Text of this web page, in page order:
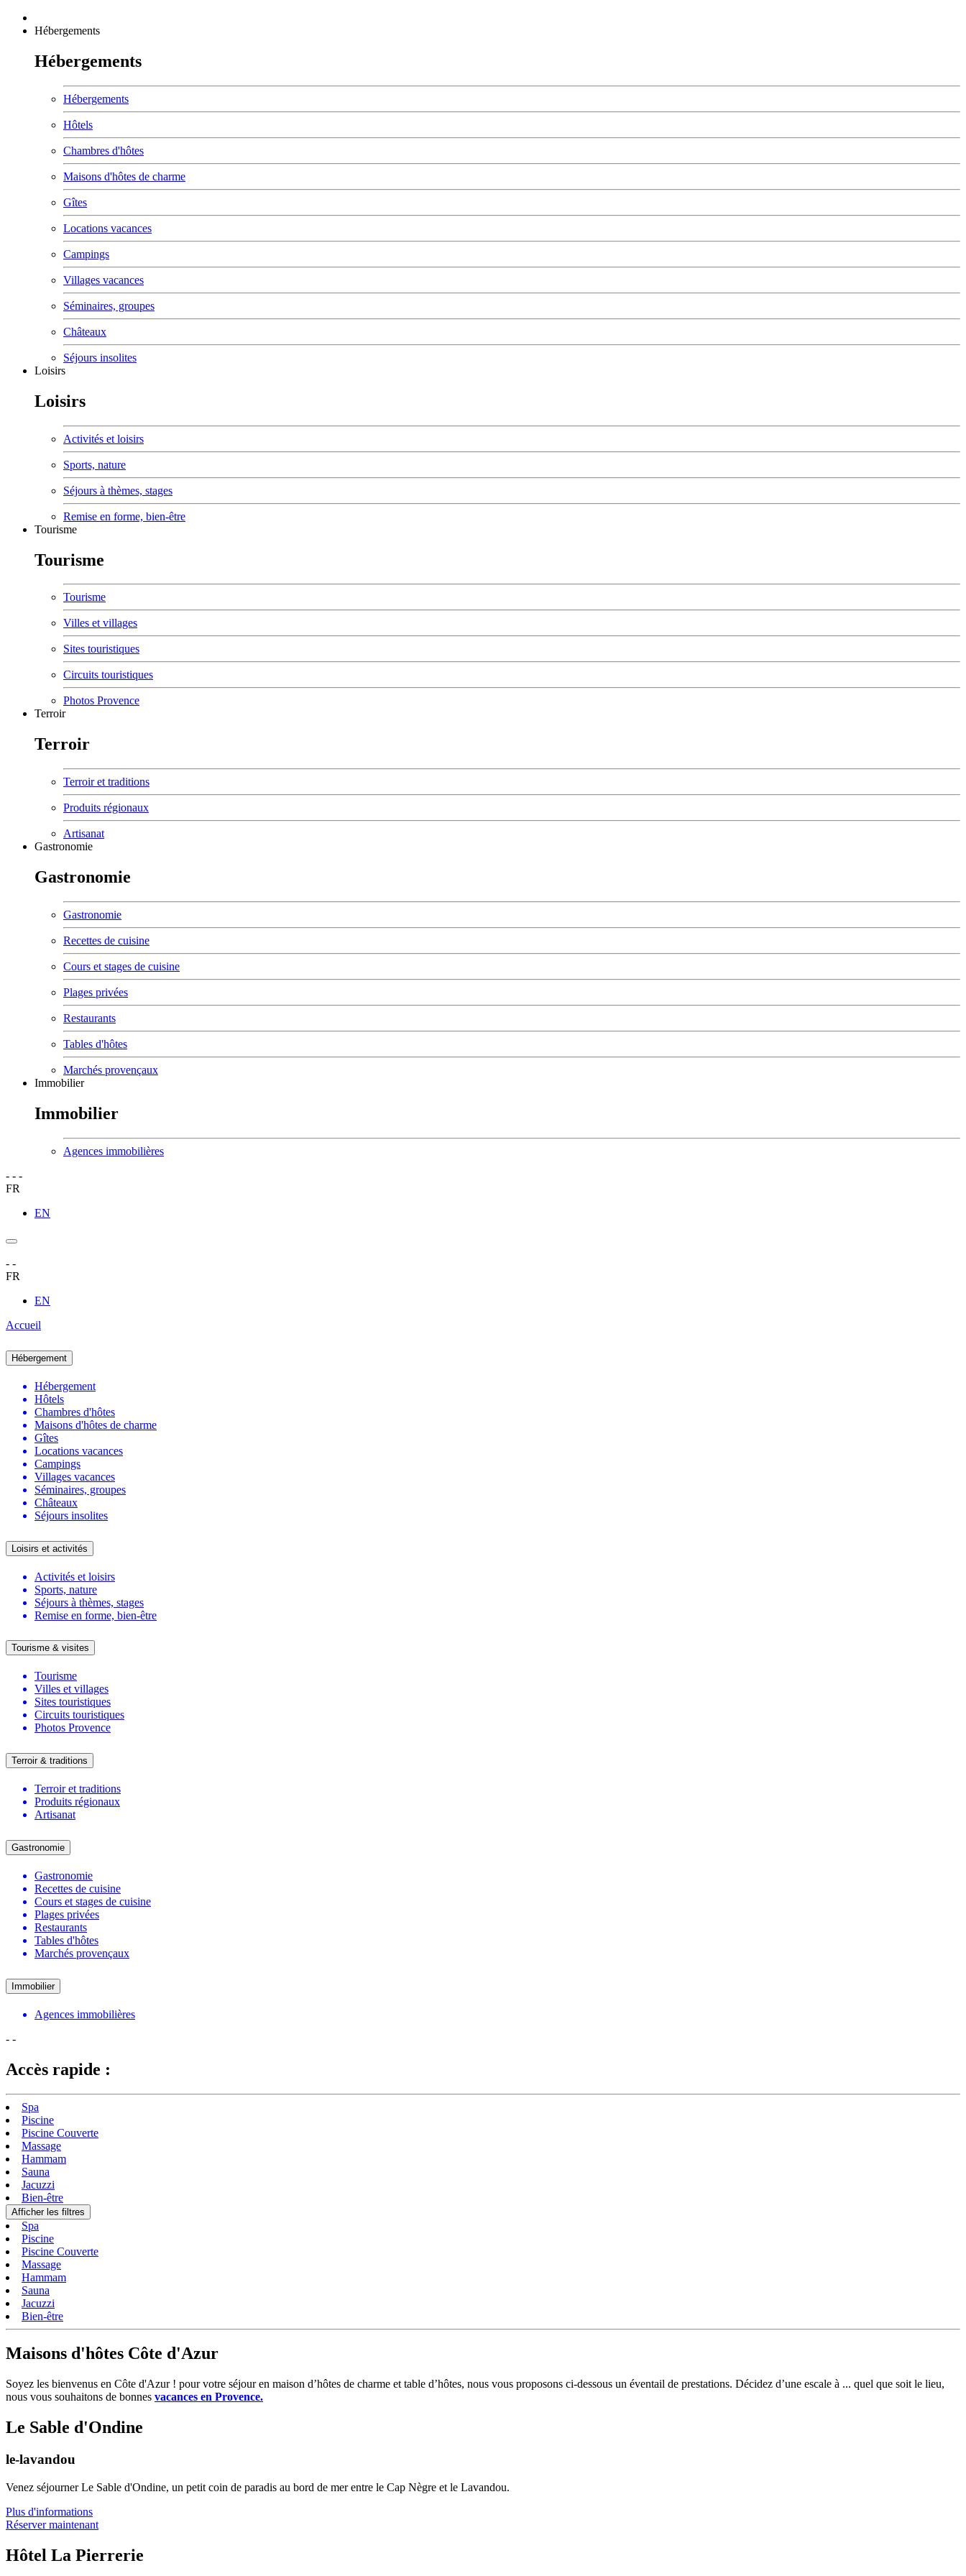
Hébergements
Hébergements
Hébergements
Hôtels
Chambres d'hôtes
Maisons d'hôtes de charme
Gîtes
Locations vacances
Campings
Villages vacances
Séminaires, groupes
Châteaux
Séjours insolites
Loisirs
Loisirs
Activités et loisirs
Sports, nature
Séjours à thèmes, stages
Remise en forme, bien-être
Tourisme
Tourisme
Tourisme
Villes et villages
Sites touristiques
Circuits touristiques
Photos Provence
Terroir
Terroir
Terroir et traditions
Produits régionaux
Artisanat
Gastronomie
Gastronomie
Gastronomie
Recettes de cuisine
Cours et stages de cuisine
Plages privées
Restaurants
Tables d'hôtes
Marchés provençaux
Immobilier
Immobilier
Agences immobilières
- - -
FR
EN
- -
FR
EN
Accueil
Hébergement
Hébergement
Hôtels
Chambres d'hôtes
Maisons d'hôtes de charme
Gîtes
Locations vacances
Campings
Villages vacances
Séminaires, groupes
Châteaux
Séjours insolites
Loisirs et activités
Activités et loisirs
Sports, nature
Séjours à thèmes, stages
Remise en forme, bien-être
Tourisme & visites
Tourisme
Villes et villages
Sites touristiques
Circuits touristiques
Photos Provence
Terroir & traditions
Terroir et traditions
Produits régionaux
Artisanat
Gastronomie
Gastronomie
Recettes de cuisine
Cours et stages de cuisine
Plages privées
Restaurants
Tables d'hôtes
Marchés provençaux
Immobilier
Agences immobilières
- -
Accès rapide :
Spa
Piscine
Piscine Couverte
Massage
Hammam
Sauna
Jacuzzi
Bien-être
Afficher les filtres
Spa
Piscine
Piscine Couverte
Massage
Hammam
Sauna
Jacuzzi
Bien-être
Maisons d'hôtes Côte d'Azur
Soyez les bienvenus en Côte d'Azur ! pour votre séjour en maison d’hôtes de charme et table d’hôtes, nous vous proposons ci-dessous un éventail de prestations. Décidez d’une escale à ... quel que soit le lieu,
nous vous souhaitons de bonnes vacances en Provence.
Le Sable d'Ondine
le-lavandou
Venez séjourner Le Sable d'Ondine, un petit coin de paradis au bord de mer entre le Cap Nègre et le Lavandou.
Plus d'informations
Réserver maintenant
Hôtel La Pierrerie